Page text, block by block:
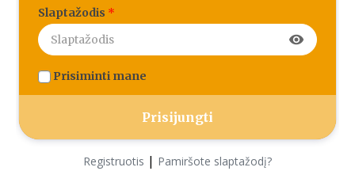
Slaptažodis *
visibility
Prisiminti mane
Registruotis | Pamiršote slaptažodį?